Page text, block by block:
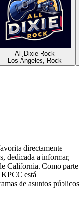
All Dixie Rock
Los Ángeles, Rock
directamente
dedicada a informar,
California. Como parte
está
de asuntos públicos